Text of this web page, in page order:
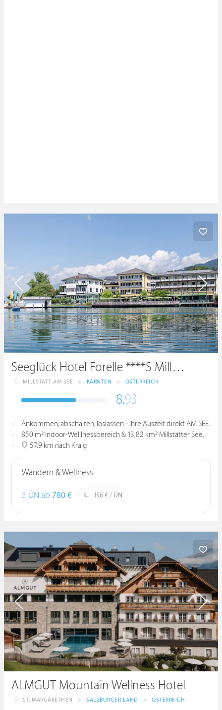
Seeglück Hotel Forelle ****S Millstatt
MILLSTATT AM SEE > KÄRNTEN > ÖSTERREICH
8.93
Ankommen, abschalten, loslassen - Ihre Auszeit direkt AM SEE.
850 m² Indoor-Welllnessbereich & 13,82 km² Millstätter See.
57.9 km nach Kraig
Wandern & Wellness
5 ÜN ab 780 € 156 € / ÜN
ALMGUT Mountain Wellness Hotel
ST. MARGARETHEN > SALZBURGER LAND > ÖSTERREICH